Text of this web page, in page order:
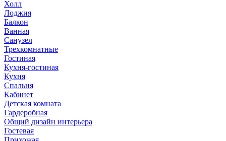
Холл
Лоджия
Балкон
Ванная
Санузел
Трехкомнатные
Гостиная
Кухня-гостиная
Кухня
Спальня
Кабинет
Детская комната
Гардеробная
Общий дизайн интерьера
Гостевая